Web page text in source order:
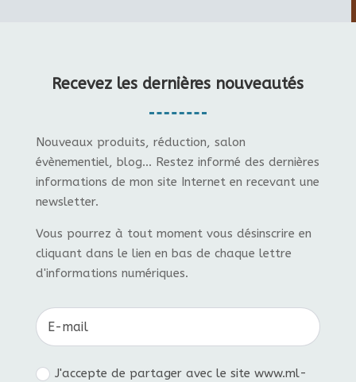
Recevez les dernières nouveautés
Nouveaux produits, réduction, salon
évènementiel, blog... Restez informé des dernières
informations de mon site Internet en recevant une
newsletter.
Vous pourrez à tout moment vous désinscrire en
cliquant dans le lien en bas de chaque lettre
d'informations numériques.
J'accepte de partager avec le site www.ml-